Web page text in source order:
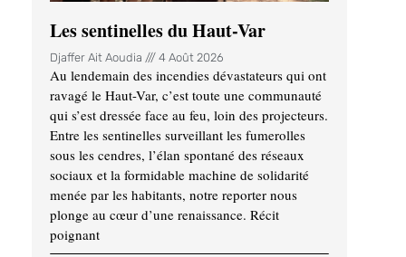
Les sentinelles du Haut-Var
Djaffer Ait Aoudia 4 Août 2026
Au lendemain des incendies dévastateurs qui ont
ravagé le Haut-Var, c’est toute une communauté
qui s’est dressée face au feu, loin des projecteurs.
Entre les sentinelles surveillant les fumerolles
sous les cendres, l’élan spontané des réseaux
sociaux et la formidable machine de solidarité
menée par les habitants, notre reporter nous
plonge au cœur d’une renaissance. Récit
poignant